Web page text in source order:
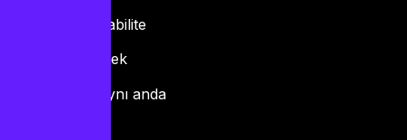
%99.9 stabilite
7/24 destek
3 cihaz aynı anda